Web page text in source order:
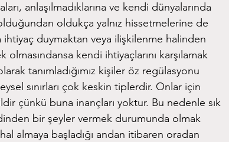
anlaşılmadıklarına ve kendi dünyalarında
oldukça yalnız hissetmelerine de
ihtiyaç duymaktan veya ilişkilenme halinden
kendi ihtiyaçlarını karşılamak
tanımladığımız kişiler öz regülasyonu
sınırları çok keskin tiplerdir. Onlar için
çünkü buna inançları yoktur. Bu nedenle sık
bir şeyler vermek durumunda olmak
almaya başladığı andan itibaren oradan